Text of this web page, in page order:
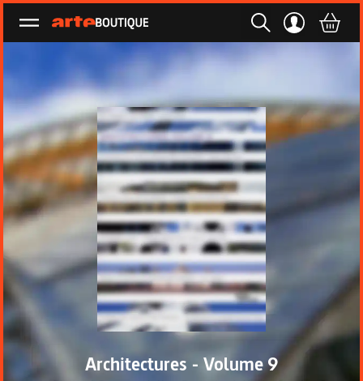
Ouvrir le menu
Architectures - Volume 9